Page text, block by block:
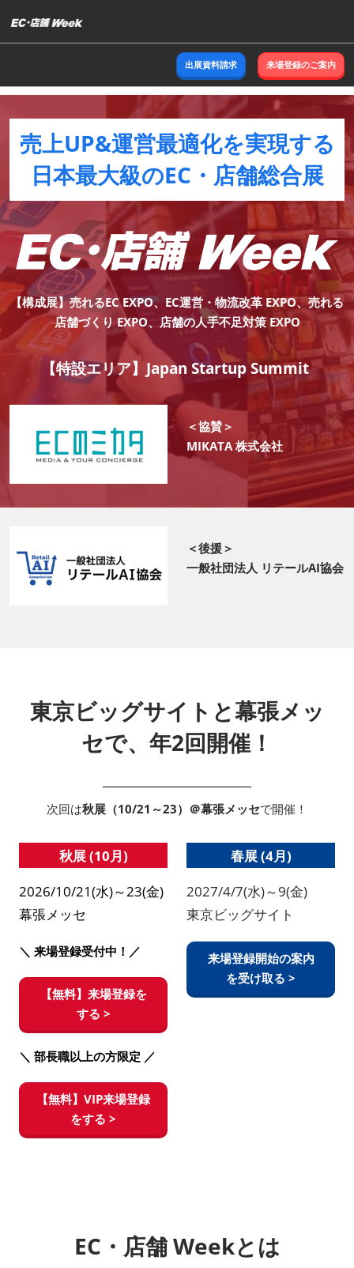
キ
ッ
し
出展資料請求 来場登録のご案内
売上UP&運営最適化を実現する
日本最大級のEC・店舗総合展
【構成展】売れるEC EXPO、EC運営・物流改革 EXPO、売れる
店舗づくり EXPO、店舗の人手不足対策 EXPO
【特設エリア】Japan Startup Summit
＜協賛＞
MIKATA 株式会社
＜後援＞
一般社団法人 リテールAI協会
東京ビッグサイトと幕張メッ
セで、年2回開催！
次回は秋展（10/21～23）＠幕張メッセで開催！
秋展 (10月)
2026/10/21(水)～23(金)
幕張メッセ
＼ 来場登録受付中！／
【無料】来場登録を
する >
＼ 部長職以上の方限定 ／
【無料】VIP来場登録
をする >
春展 (4月)
2027/4/7(水)～9(金)
東京ビッグサイト
来場登録開始の案内
を受け取る >
EC・店舗 Weekとは